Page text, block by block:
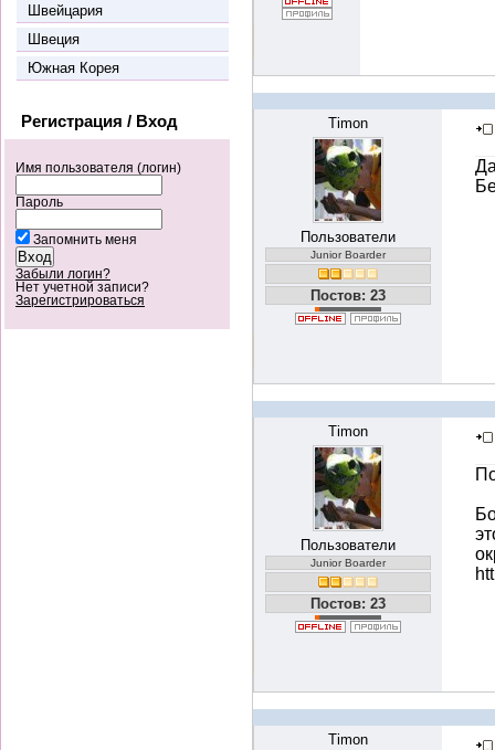
Швейцария
Швеция
Южная Корея
Регистрация / Вход
Имя пользователя (логин)
Пароль
Запомнить меня
Забыли логин?
Нет учетной записи?
Зарегистрироваться
Timon
Пользователи
Junior Boarder
Постов: 23
Timon
Пользователи
Junior Boarder
Постов: 23
Timon